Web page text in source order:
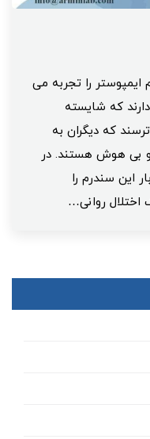
ایمپوستر را تجربه می
که شایسته
که دیگران به
و بی هوش هستند. در
بار این سندرم را
روانی…